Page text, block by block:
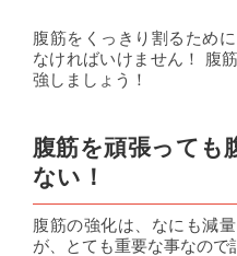
腹筋をくっきり割るため
なければいけません！ 腹
強しましょう！
腹筋を頑張っても
ない！
腹筋の強化は、なにも減
が、とても重要な事なので